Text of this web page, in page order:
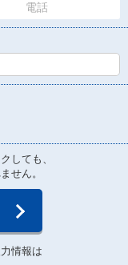
電話
しても、
せん。
情報は